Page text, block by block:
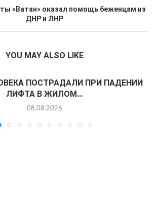
«Ватан» оказал помощь беженцам из
ДНР и ЛНР
YOU MAY ALSO LIKE
ПОСТРАДАЛИ ПРИ ПАДЕНИИ
ЛИФТА В ЖИЛОМ...
08.08.2026